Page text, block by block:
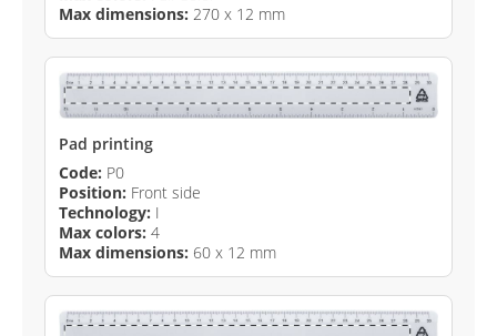
Max dimensions: 270 x 12 mm
Pad printing
Code: P0
Position: Front side
Technology: I
Max colors: 4
Max dimensions: 60 x 12 mm